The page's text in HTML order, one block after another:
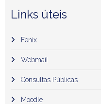
Links úteis
Fenix
Webmail
Consultas Públicas
Moodle